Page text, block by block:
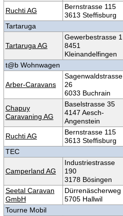
Ruchti AG
Bernstrasse 115
3613 Steffisburg
Tartaruga
Tartaruga AG
Gewerbestrasse 1
8451
Kleinandelfingen
t@b Wohnwagen
Arber-Caravans
Sagenwaldstrasse
26
6033 Buchrain
Chapuy
Caravaning AG
Baselstrasse 35
4147 Aesch-
Angenstein
Ruchti AG
Bernstrasse 115
3613 Steffisburg
TEC
Camperland AG
Industriestrasse
190
3178 Bösingen
Seetal Caravan
GmbH
Dürrenäscherweg
5705 Hallwil
Tourne Mobil